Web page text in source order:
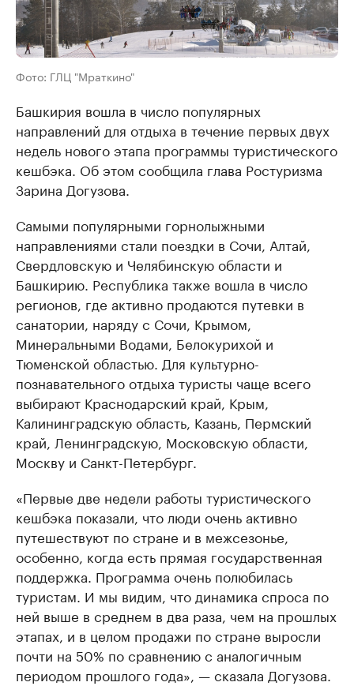
Фото: ГЛЦ "Мраткино"
Башкирия вошла в число популярных
направлений для отдыха в течение первых двух
недель нового этапа программы туристического
кешбэка. Об этом сообщила глава Ростуризма
Зарина Догузова.
Самыми популярными горнолыжными
направлениями стали поездки в Сочи, Алтай,
Свердловскую и Челябинскую области и
Башкирию. Республика также вошла в число
регионов, где активно продаются путевки в
санатории, наряду с Сочи, Крымом,
Минеральными Водами, Белокурихой и
Тюменской областью. Для культурно-
познавательного отдыха туристы чаще всего
выбирают Краснодарский край, Крым,
Калининградскую область, Казань, Пермский
край, Ленинградскую, Московскую области,
Москву и Санкт-Петербург.
«Первые две недели работы туристического
кешбэка показали, что люди очень активно
путешествуют по стране и в межсезонье,
особенно, когда есть прямая государственная
поддержка. Программа очень полюбилась
туристам. И мы видим, что динамика спроса по
ней выше в среднем в два раза, чем на прошлых
этапах, и в целом продажи по стране выросли
почти на 50% по сравнению с аналогичным
периодом прошлого года», — сказала Догузова.